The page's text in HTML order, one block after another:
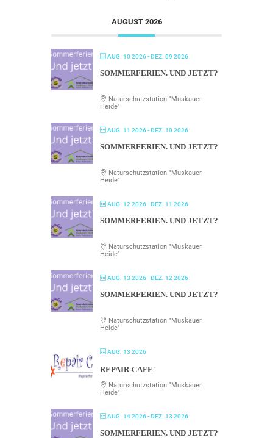
AUGUST 2026
AUG. 10 2026- DEZ. 09 2026
SOMMERFERIEN. UND JETZT?
Naturschutzstation "Muskauer
Heide"
AUG. 11 2026- DEZ. 10 2026
SOMMERFERIEN. UND JETZT?
Naturschutzstation "Muskauer
Heide"
AUG. 12 2026- DEZ. 11 2026
SOMMERFERIEN. UND JETZT?
Naturschutzstation "Muskauer
Heide"
AUG. 13 2026- DEZ. 12 2026
SOMMERFERIEN. UND JETZT?
Naturschutzstation "Muskauer
Heide"
AUG. 13 2026
REPAIR-CAFE´
Naturschutzstation "Muskauer
Heide"
AUG. 14 2026- DEZ. 13 2026
SOMMERFERIEN. UND JETZT?